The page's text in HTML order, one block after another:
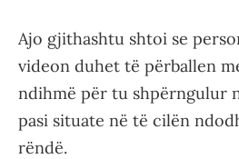
Ajo gjithashtu shtoi se
videon duhet të përballen
ndihmë për tu shpërngulur
pasi situate në të cilën
rëndë.